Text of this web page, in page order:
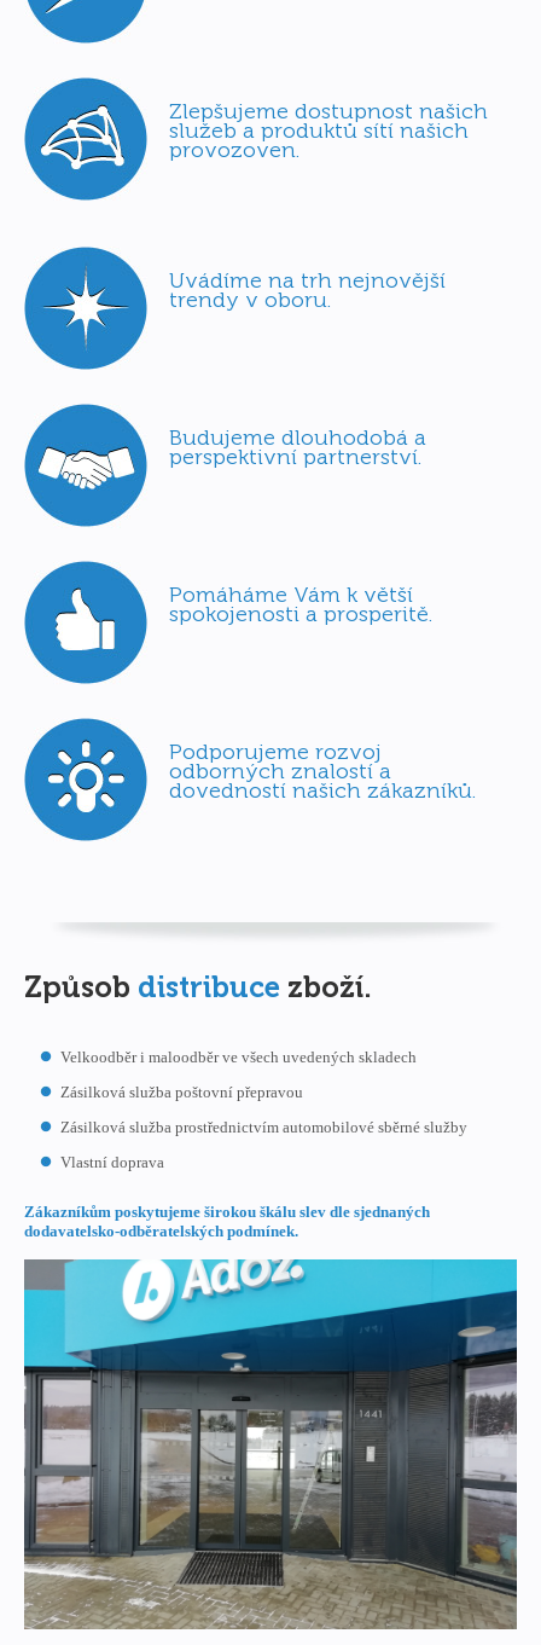
Zlepšujeme dostupnost našich
služeb a produktů sítí našich
provozoven.
Uvádíme na trh nejnovější
trendy v oboru.
Budujeme dlouhodobá a
perspektivní partnerství.
Pomáháme Vám k větší
spokojenosti a prosperitě.
Podporujeme rozvoj
odborných znalostí a
dovedností našich zákazníků.
Způsob distribuce zboží.
Velkoodběr i maloodběr ve všech uvedených skladech
Zásilková služba poštovní přepravou
Zásilková služba prostřednictvím automobilové sběrné služby
Vlastní doprava
Zákazníkům poskytujeme širokou škálu slev dle sjednaných
dodavatelsko-odběratelských podmínek.